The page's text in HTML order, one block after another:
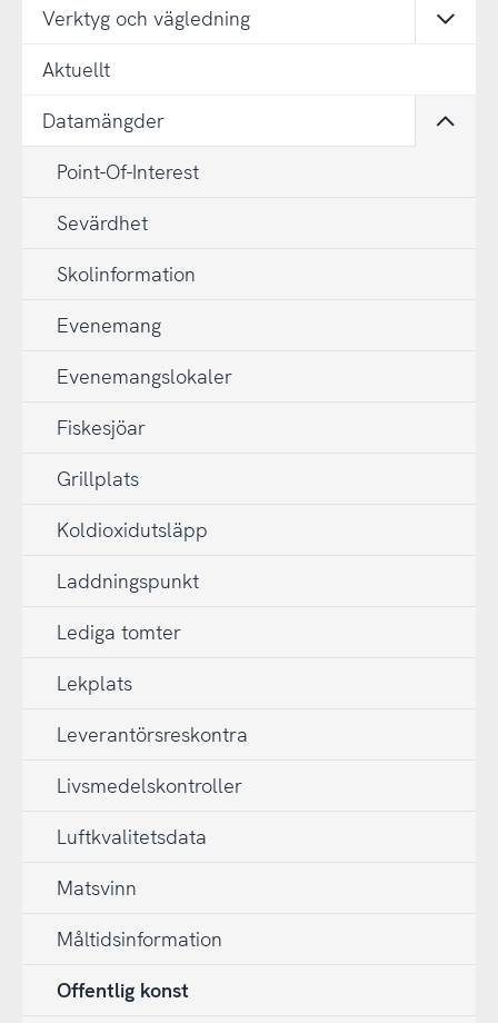
Verktyg och vägledning
Aktuellt
Datamängder
Point-Of-Interest
Sevärdhet
Skolinformation
Evenemang
Evenemangslokaler
Fiskesjöar
Grillplats
Koldioxidutsläpp
Laddningspunkt
Lediga tomter
Lekplats
Leverantörsreskontra
Livsmedelskontroller
Luftkvalitetsdata
Matsvinn
Måltidsinformation
Offentlig konst